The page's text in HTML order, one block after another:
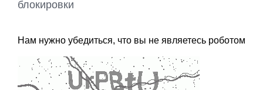
блокировки
Нам нужно убедиться, что вы не являетесь роботом